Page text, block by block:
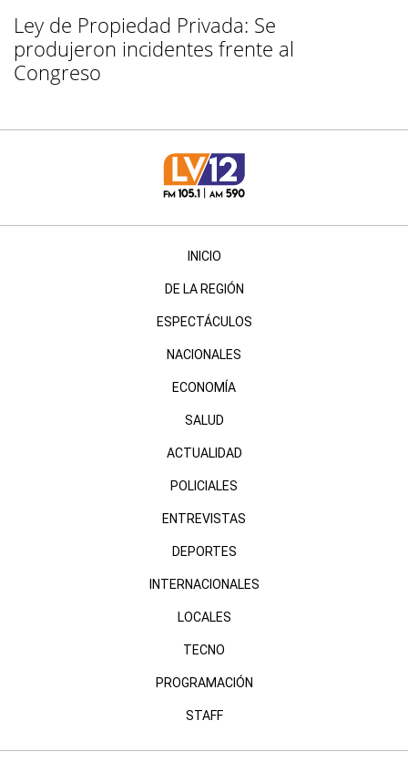
Ley de Propiedad Privada: Se
produjeron incidentes frente al
Congreso
INICIO
DE LA REGIÓN
ESPECTÁCULOS
NACIONALES
ECONOMÍA
SALUD
ACTUALIDAD
POLICIALES
ENTREVISTAS
DEPORTES
INTERNACIONALES
LOCALES
TECNO
PROGRAMACIÓN
STAFF